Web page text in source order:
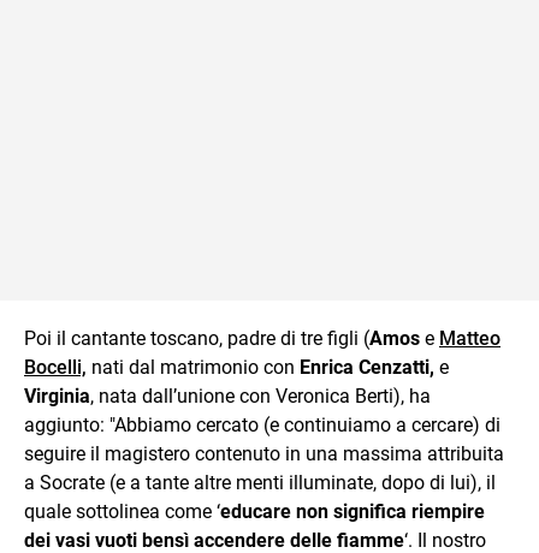
Poi il cantante toscano, padre di tre figli (Amos e Matteo
Bocelli, nati dal matrimonio con Enrica Cenzatti, e
Virginia, nata dall’unione con Veronica Berti), ha
aggiunto: "Abbiamo cercato (e continuiamo a cercare) di
seguire il magistero contenuto in una massima attribuita
a Socrate (e a tante altre menti illuminate, dopo di lui), il
quale sottolinea come ‘educare non significa riempire
dei vasi vuoti bensì accendere delle fiamme‘. Il nostro